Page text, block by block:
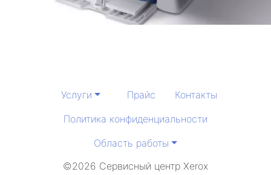
Услуги Прайс
Контакты
Политика конфиденциальности
Область работы
©2026 Сервисный центр Xerox